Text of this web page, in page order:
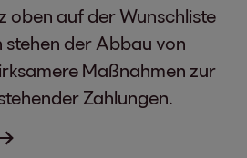
oben auf der Wunschliste
stehen der Abbau von
Maßnahmen zur
Zahlungen.